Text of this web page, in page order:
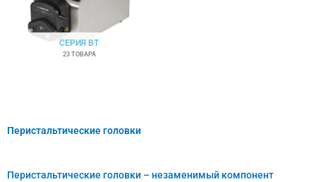
СЕРИЯ BT
23 ТОВАРА
Перистальтические головки
Перистальтические головки – незаменимый компонент